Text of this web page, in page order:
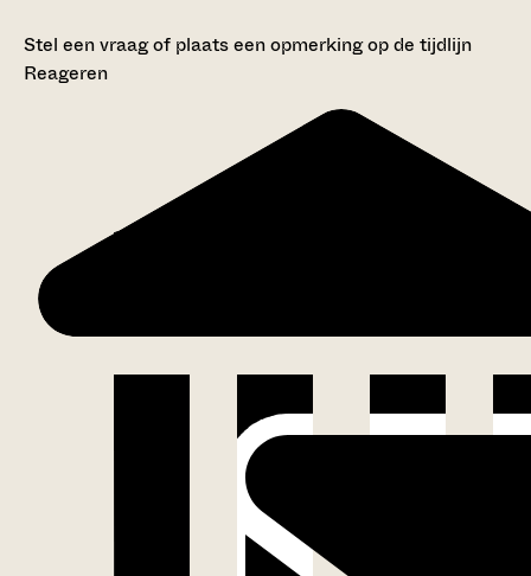
Stel een vraag of plaats een opmerking op de tijdlijn
Reageren